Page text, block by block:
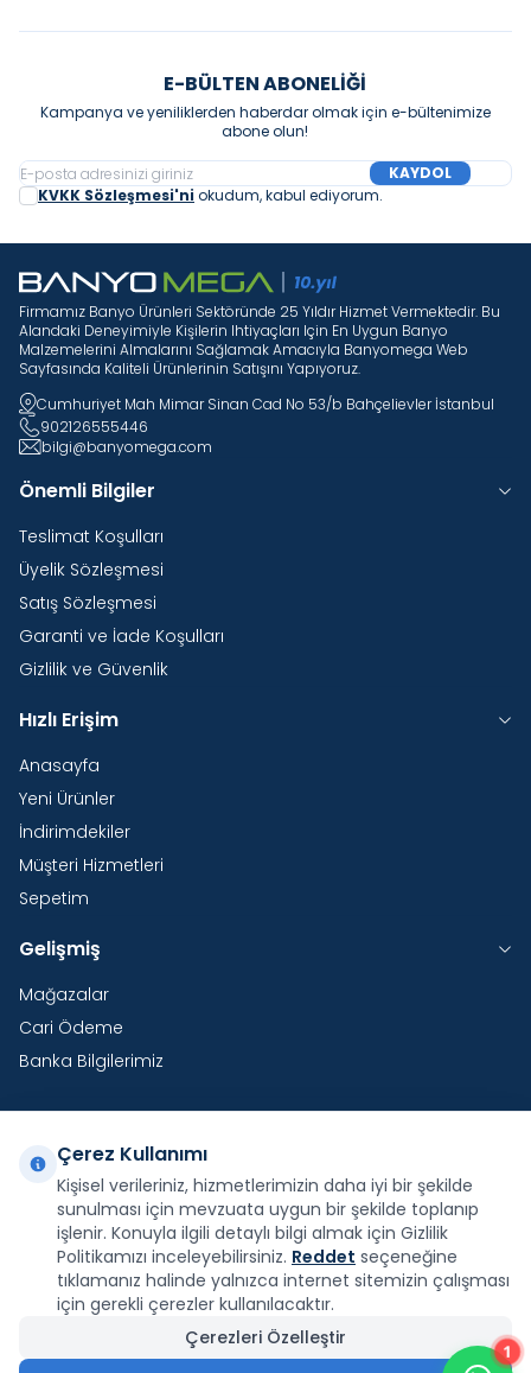
1
E-BÜLTEN ABONELIĞI
Kampanya ve yeniliklerden haberdar olmak için e-bültenimize
abone olun!
KAYDOL
KVKK Sözleşmesi'ni okudum, kabul ediyorum.
Firmamız Banyo Ürünleri Sektöründe 25 Yıldır Hizmet Vermektedir. Bu
Alandaki Deneyimiyle Kişilerin Ihtiyaçları Için En Uygun Banyo
Malzemelerini Almalarını Sağlamak Amacıyla Banyomega Web
Sayfasında Kaliteli Ürünlerinin Satışını Yapıyoruz.
Cumhuriyet Mah Mimar Sinan Cad No 53/b Bahçelievler İstanbul
902126555446
bilgi@banyomega.com
Önemli Bilgiler
Teslimat Koşulları
Üyelik Sözleşmesi
Satış Sözleşmesi
Garanti ve İade Koşulları
Gizlilik ve Güvenlik
Hızlı Erişim
Anasayfa
Yeni Ürünler
İndirimdekiler
Müşteri Hizmetleri
Sepetim
Gelişmiş
Mağazalar
Cari Ödeme
Banka Bilgilerimiz
Yurtdışı Kargo
Şirketimiz E-Fatura ve E-Arşiv Fatura uygulaması
kapsamındadır.
Facebook
X İnstagram
YoutubePinterest
Çerez Kullanımı
Kişisel verileriniz, hizmetlerimizin daha iyi bir şekilde
sunulması için mevzuata uygun bir şekilde toplanıp
işlenir. Konuyla ilgili detaylı bilgi almak için Gizlilik
Politikamızı inceleyebilirsiniz. Reddet seçeneğine
tıklamanız halinde yalnızca internet sitemizin çalışması
için gerekli çerezler kullanılacaktır.
Çerezleri Özelleştir